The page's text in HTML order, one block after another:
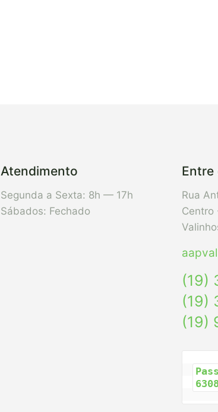
Atendimento
Segunda a Sexta: 8h — 17h
Sábados: Fechado
Entre
Rua
Centro
(19)
(19)
(19)